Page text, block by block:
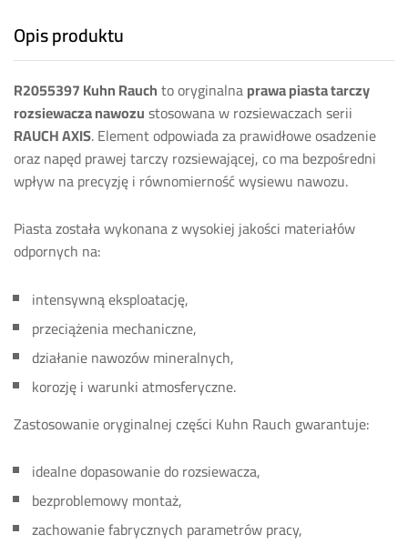
Opis produktu
R2055397 Kuhn Rauchto oryginalnaprawa piasta tarczy
rozsiewacza nawozustosowana w rozsiewaczach serii
RAUCH AXIS. Element odpowiada za prawidłowe osadzenie
oraz napęd prawej tarczy rozsiewającej, co ma bezpośredni
wpływ na precyzję i równomierność wysiewu nawozu.
Piasta została wykonana z wysokiej jakości materiałów
odpornych na:
intensywną eksploatację,
przeciążenia mechaniczne,
działanie nawozów mineralnych,
korozję i warunki atmosferyczne.
Zastosowanie oryginalnej części Kuhn Rauch gwarantuje:
idealne dopasowanie do rozsiewacza,
bezproblemowy montaż,
zachowanie fabrycznych parametrów pracy,